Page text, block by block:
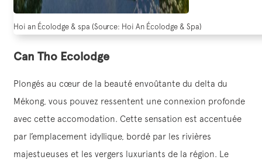
Hoi an Écolodge & spa (Source: Hoi An Écolodge & Spa)
Can Tho Ecolodge
Plongés au cœur de la beauté envoûtante du delta du
Mékong, vous pouvez ressentent une connexion profonde
avec cette accomodation. Cette sensation est accentuée
par l’emplacement idyllique, bordé par les rivières
majestueuses et les vergers luxuriants de la région. Le